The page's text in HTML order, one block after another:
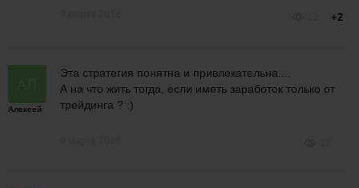
+2
Алексей
Эта стратегия понятна и привлекательна....
А на что жить тогда, если иметь заработок только от
трейдинга ? :)